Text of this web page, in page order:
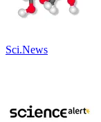
Sci.News